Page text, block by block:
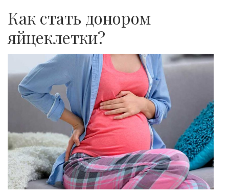
Как стать донором
яйцеклетки?